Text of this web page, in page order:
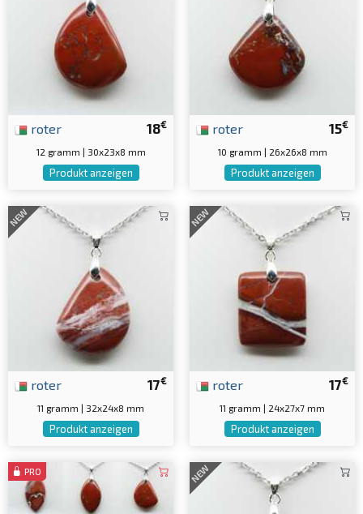
18€
roter
12 gramm | 30x23x8 mm
Produkt anzeigen
15€
roter
10 gramm | 26x26x8 mm
Produkt anzeigen
NEW
17€
roter
11 gramm | 32x24x8 mm
Produkt anzeigen
NEW
17€
roter
11 gramm | 24x27x7 mm
Produkt anzeigen
PRO NEW